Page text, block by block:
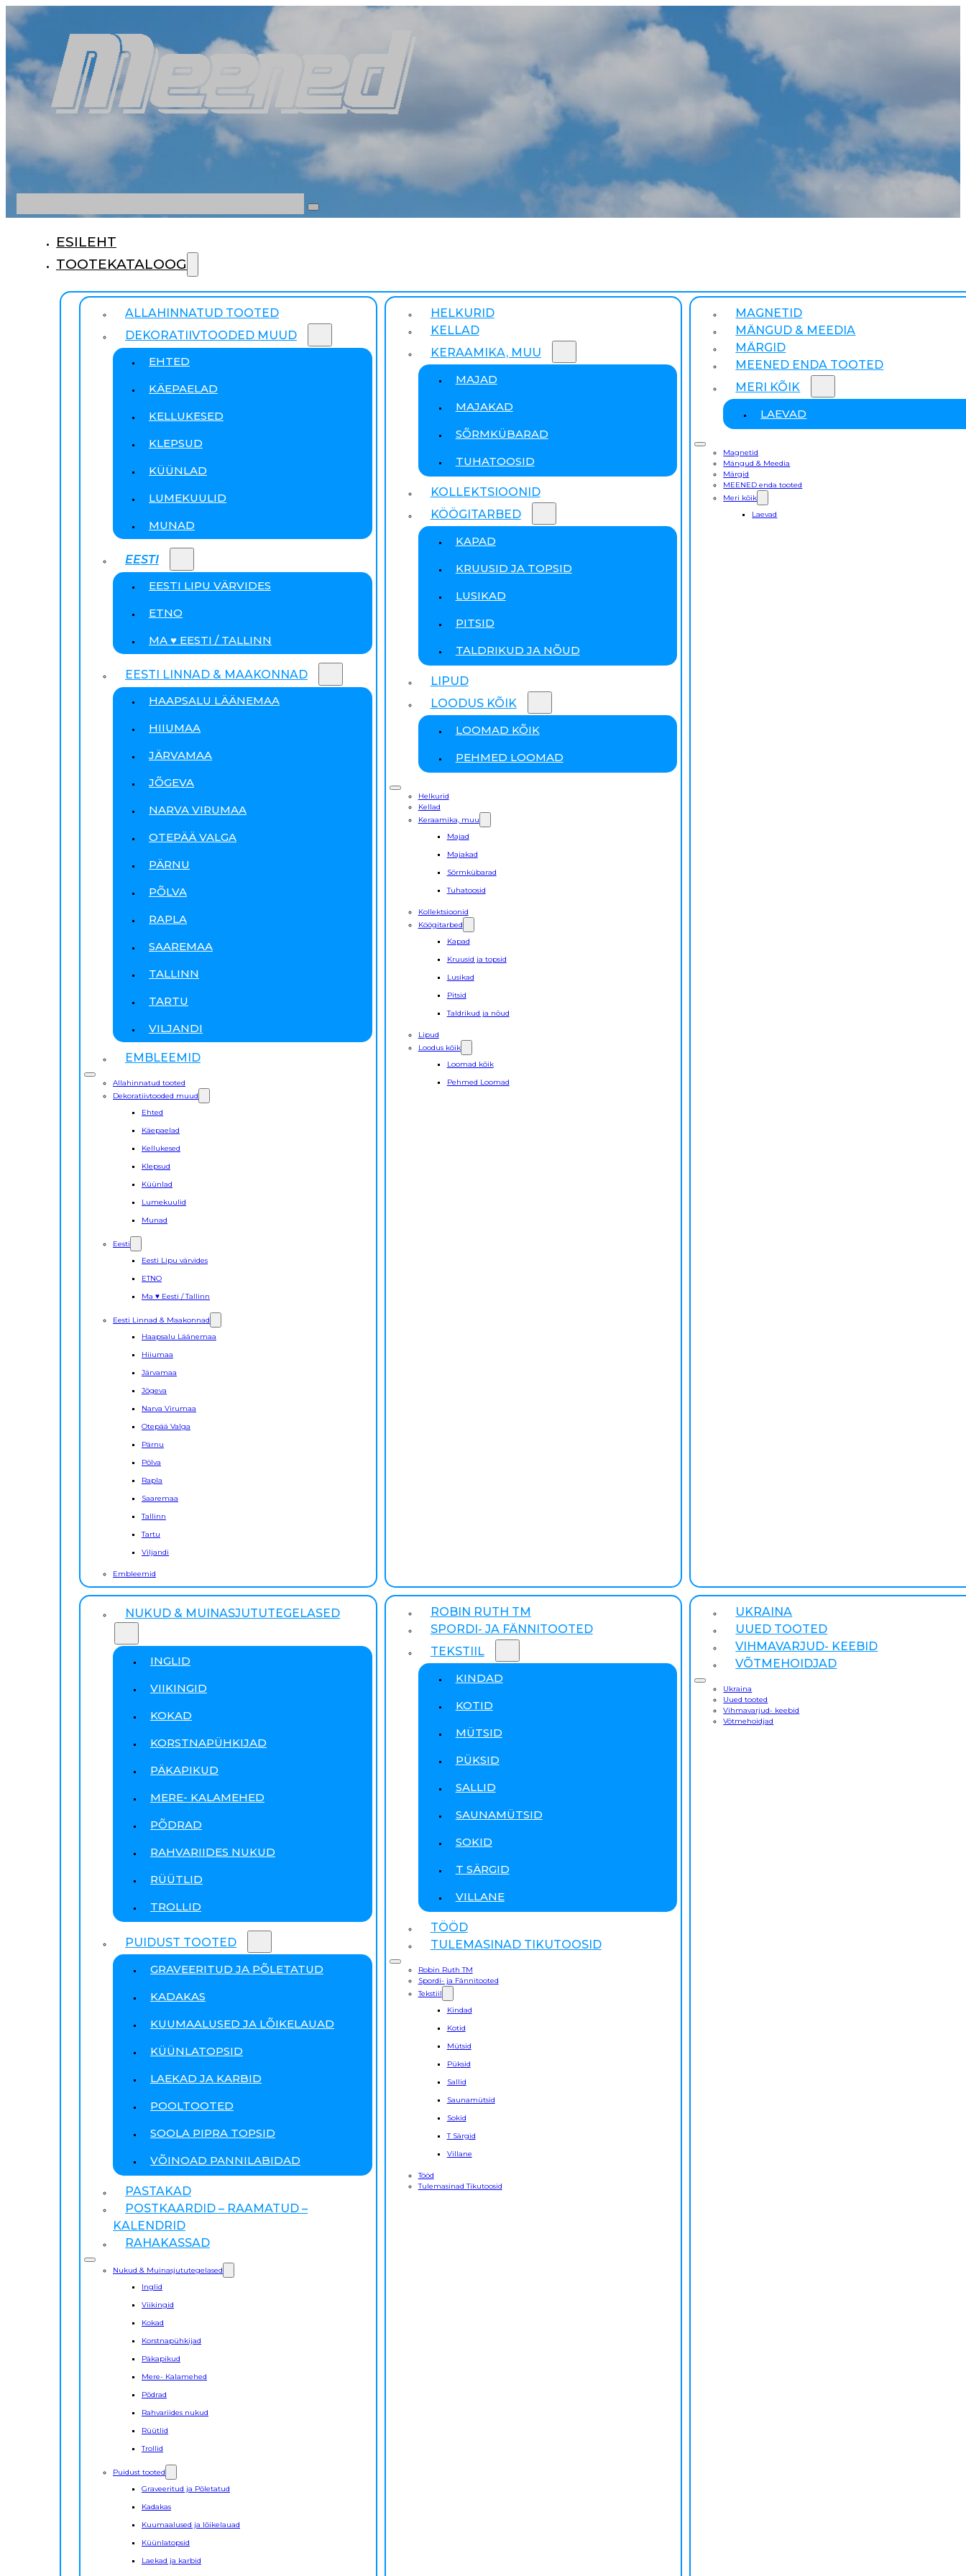
ESILEHT
TOOTEKATALOOG
ALLAHINNATUD TOOTED
DEKORATIIVTOODED MUUD
EHTED
KÄEPAELAD
KELLUKESED
KLEPSUD
KÜÜNLAD
LUMEKUULID
MUNAD
EESTI
EESTI LIPU VÄRVIDES
ETNO
MA ♥ EESTI / TALLINN
EESTI LINNAD & MAAKONNAD
HAAPSALU LÄÄNEMAA
HIIUMAA
JÄRVAMAA
JÕGEVA
NARVA VIRUMAA
OTEPÄÄ VALGA
PÄRNU
PÕLVA
RAPLA
SAAREMAA
TALLINN
TARTU
VILJANDI
EMBLEEMID
Allahinnatud tooted
Dekoratiivtooded muud
Ehted
Käepaelad
Kellukesed
Klepsud
Küünlad
Lumekuulid
Munad
Eesti
Eesti Lipu värvides
ETNO
Ma ♥ Eesti / Tallinn
Eesti Linnad & Maakonnad
Haapsalu Läänemaa
Hiiumaa
Järvamaa
Jõgeva
Narva Virumaa
Otepää Valga
Pärnu
Põlva
Rapla
Saaremaa
Tallinn
Tartu
Viljandi
Embleemid
HELKURID
KELLAD
KERAAMIKA, MUU
MAJAD
MAJAKAD
SÕRMKÜBARAD
TUHATOOSID
KOLLEKTSIOONID
KÖÖGITARBED
KAPAD
KRUUSID JA TOPSID
LUSIKAD
PITSID
TALDRIKUD JA NÕUD
LIPUD
LOODUS KÕIK
LOOMAD KÕIK
PEHMED LOOMAD
Helkurid
Kellad
Keraamika, muu
Majad
Majakad
Sõrmkübarad
Tuhatoosid
Kollektsioonid
Köögitarbed
Kapad
Kruusid ja topsid
Lusikad
Pitsid
Taldrikud ja nõud
Lipud
Loodus kõik
Loomad kõik
Pehmed Loomad
MAGNETID
MÄNGUD & MEEDIA
MÄRGID
MEENED ENDA TOOTED
MERI KÕIK
LAEVAD
Magnetid
Mängud & Meedia
Märgid
MEENED enda tooted
Meri kõik
Laevad
NUKUD & MUINASJUTUTEGELASED
INGLID
VIIKINGID
KOKAD
KORSTNAPÜHKIJAD
PÄKAPIKUD
MERE- KALAMEHED
PÕDRAD
RAHVARIIDES NUKUD
RÜÜTLID
TROLLID
PUIDUST TOOTED
GRAVEERITUD JA PÕLETATUD
KADAKAS
KUUMAALUSED JA LÕIKELAUAD
KÜÜNLATOPSID
LAEKAD JA KARBID
POOLTOOTED
SOOLA PIPRA TOPSID
VÕINOAD PANNILABIDAD
PASTAKAD
POSTKAARDID – RAAMATUD –
KALENDRID
RAHAKASSAD
Nukud & Muinasjututegelased
Inglid
Viikingid
Kokad
Korstnapühkijad
Päkapikud
Mere- Kalamehed
Põdrad
Rahvariides nukud
Rüütlid
Trollid
Puidust tooted
Graveeritud ja Põletatud
Kadakas
Kuumaalused ja lõikelauad
Küünlatopsid
Laekad ja karbid
ROBIN RUTH TM
SPORDI- JA FÄNNITOOTED
TEKSTIIL
KINDAD
KOTID
MÜTSID
PÜKSID
SALLID
SAUNAMÜTSID
SOKID
T SÄRGID
VILLANE
TÖÖD
TULEMASINAD TIKUTOOSID
Robin Ruth TM
Spordi- ja Fännitooted
Tekstiil
Kindad
Kotid
Mütsid
Püksid
Sallid
Saunamütsid
Sokid
T Särgid
Villane
Tööd
Tulemasinad Tikutoosid
UKRAINA
UUED TOOTED
VIHMAVARJUD- KEEBID
VÕTMEHOIDJAD
Ukraina
Uued tooted
Vihmavarjud- keebid
Võtmehoidjad